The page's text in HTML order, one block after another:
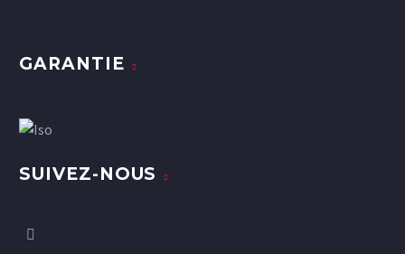
GARANTIE
SUIVEZ-NOUS